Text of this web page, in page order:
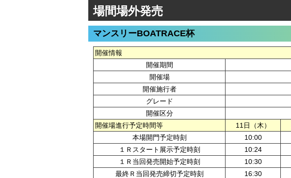
場間場外発売
マンスリーBOATRACE杯
開催情報
開催期間
開催場
開催施行者
グレード
開催区分
開催場進行予定時間等
11日（木）
本場開門予定時刻
10:00
１Ｒスタート展示予定時刻
10:24
１Ｒ当回発売開始予定時刻
10:30
最終Ｒ当回発売締切予定時刻
16:30